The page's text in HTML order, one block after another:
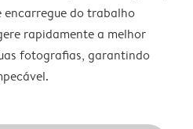
encarregue do trabalho
rapidamente a melhor
fotografias, garantindo